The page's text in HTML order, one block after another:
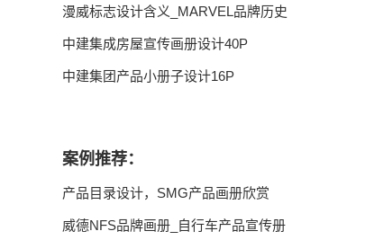
漫威标志设计含义_MARVEL品牌历史
中建集成房屋宣传画册设计40P
中建集团产品小册子设计16P
案例推荐：
产品目录设计，SMG产品画册欣赏
威德NFS品牌画册_自行车产品宣传册